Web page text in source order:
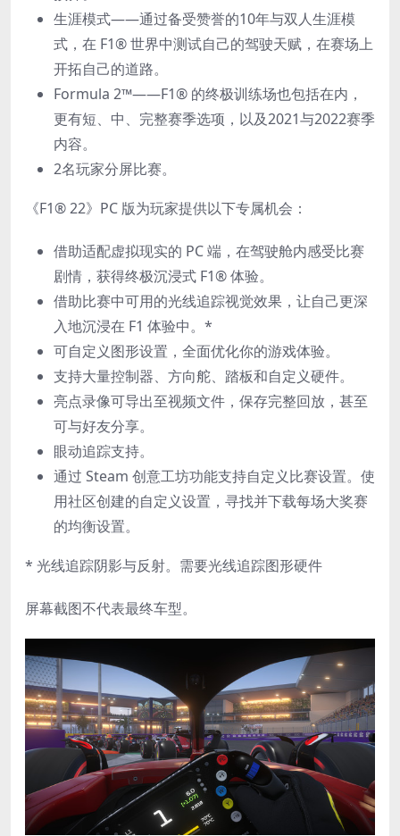
生涯模式——通过备受赞誉的10年与双人生涯模
式，在 F1® 世界中测试自己的驾驶天赋，在赛场上
开拓自己的道路。
Formula 2™——F1® 的终极训练场也包括在内，
更有短、中、完整赛季选项，以及2021与2022赛季
内容。
2名玩家分屏比赛。
《F1® 22》PC 版为玩家提供以下专属机会：
借助适配虚拟现实的 PC 端，在驾驶舱内感受比赛
剧情，获得终极沉浸式 F1® 体验。
借助比赛中可用的光线追踪视觉效果，让自己更深
入地沉浸在 F1 体验中。*
可自定义图形设置，全面优化你的游戏体验。
支持大量控制器、方向舵、踏板和自定义硬件。
亮点录像可导出至视频文件，保存完整回放，甚至
可与好友分享。
眼动追踪支持。
通过 Steam 创意工坊功能支持自定义比赛设置。使
用社区创建的自定义设置，寻找并下载每场大奖赛
的均衡设置。
* 光线追踪阴影与反射。需要光线追踪图形硬件
屏幕截图不代表最终车型。